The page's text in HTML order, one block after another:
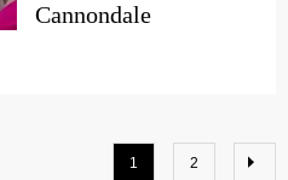
Cannondale
1 2